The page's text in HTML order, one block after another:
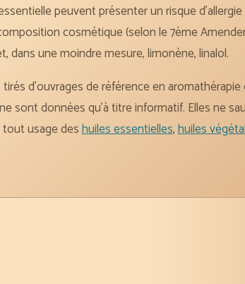
peuvent présenter un risque
cosmétique (selon le 7ème
dans une moindre mesure, limonène, linalol.
d’ouvrages de référence en
sont données qu’à titre informatif. Elles ne
tout usage deshuiles essentielles,huiles